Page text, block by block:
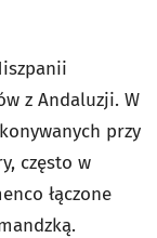
z Andaluzji. W
przy
często w
łączone